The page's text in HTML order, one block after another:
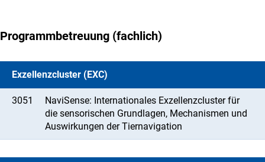
Programmbetreuung (fachlich)
Exzellenzcluster (EXC)
3051
NaviSense: Internationales Exzellenzcluster für
die sensorischen Grundlagen, Mechanismen und
Auswirkungen der Tiernavigation